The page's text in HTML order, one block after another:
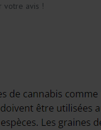
votre avis !